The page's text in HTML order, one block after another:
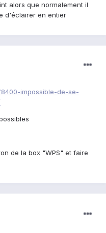
alors que normalement il
d'éclairer en entier
impossible-de-se-
de la box "WPS" et faire